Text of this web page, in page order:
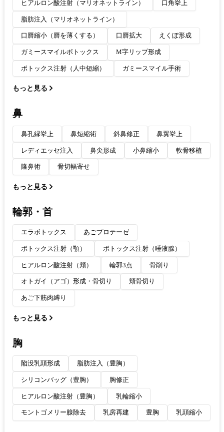
ヒアルロン酸注射（マリオネットライン） 口角挙上
脂肪注入（マリオネットライン）
口唇縮小（唇を薄くする） 口唇拡大 えくぼ形成
ガミースマイルボトックス M字リップ形成
ボトックス注射（人中短縮） ガミースマイル手術
もっと見る
鼻
鼻孔縁挙上 鼻短縮術 斜鼻修正 鼻翼挙上
レディエッセ注入 鼻尖形成 小鼻縮小 軟骨移植
隆鼻術 骨切幅寄せ
もっと見る
輪郭・首
エラボトックス あごプロテーゼ
ボトックス注射（顎） ボトックス注射（唾液腺）
ヒアルロン酸注射（頬） 輪郭3点 骨削り
オトガイ（アゴ）形成・骨切り 頬骨切り
あご下筋肉縛り
もっと見る
胸
陥没乳頭形成 脂肪注入（豊胸）
シリコンバッグ（豊胸） 胸修正
ヒアルロン酸注射（豊胸） 乳輪縮小
モントゴメリー腺除去 乳房再建 豊胸 乳頭縮小